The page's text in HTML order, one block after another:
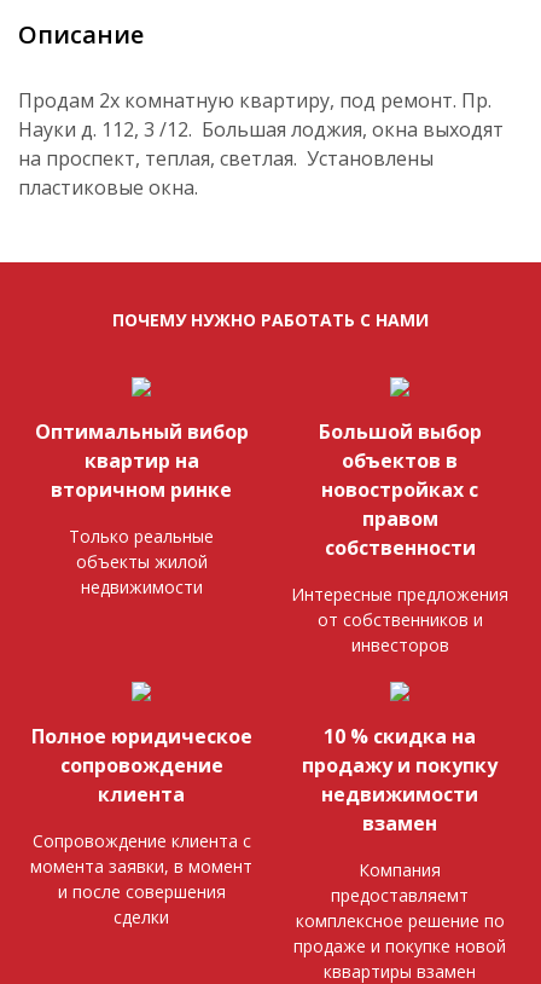
Описание
Продам 2х комнатную квартиру, под ремонт. Пр.
Науки д. 112, 3 /12. Большая лоджия, окна выходят
на проспект, теплая, светлая. Установлены
пластиковые окна.
ПОЧЕМУ НУЖНО РАБОТАТЬ С НАМИ
Оптимальный вибор
квартир на
вторичном ринке
Только реальные
объекты жилой
недвижимости
Большой выбор
объектов в
новостройках с
правом
собственности
Интересные предложения
от собственников и
инвесторов
Полное юридическое
сопровождение
клиента
Сопровождение клиента с
момента заявки, в момент
и после совершения
сделки
10 % скидка на
продажу и покупку
недвижимости
взамен
Компания
предоставляемт
комплексное решение по
продаже и покупке новой
кввартиры взамен